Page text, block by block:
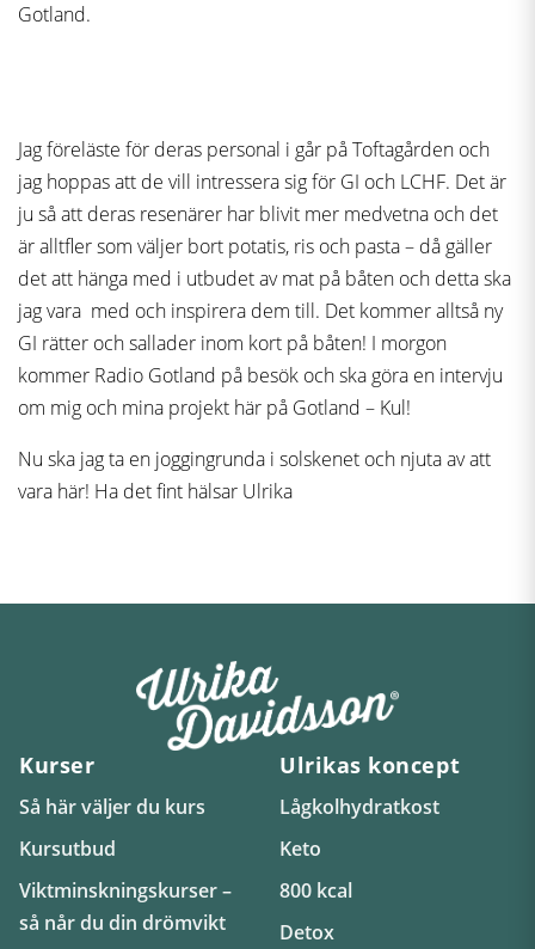
Gotland.
Jag föreläste för deras personal i går på Toftagården och
jag hoppas att de vill intressera sig för GI och LCHF. Det är
ju så att deras resenärer har blivit mer medvetna och det
är alltfler som väljer bort potatis, ris och pasta – då gäller
det att hänga med i utbudet av mat på båten och detta ska
jag vara med och inspirera dem till. Det kommer alltså ny
GI rätter och sallader inom kort på båten! I morgon
kommer Radio Gotland på besök och ska göra en intervju
om mig och mina projekt här på Gotland – Kul!
Nu ska jag ta en joggingrunda i solskenet och njuta av att
vara här! Ha det fint hälsar Ulrika
Kurser
Så här väljer du kurs
Kursutbud
Viktminskningskurser –
så når du din drömvikt
Ulrikas koncept
Lågkolhydratkost
Keto
800 kcal
Detox